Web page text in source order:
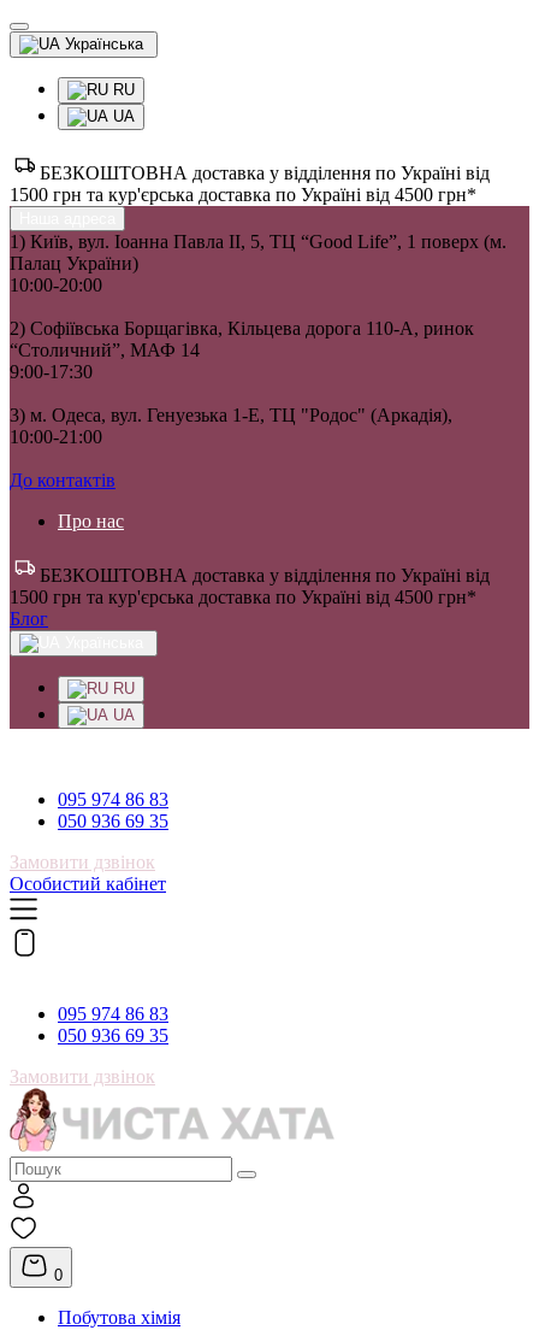
Українська
RU
UA
БЕЗКОШТОВНА доставка у відділення по Україні від
1500 грн та кур'єрська доставка по Україні від 4500 грн*
1) Київ, вул. Іоанна Павла II, 5, ТЦ “Good Life”, 1 поверх (м.
Палац України)
10:00-20:00
2) Софіївська Борщагівка, Кільцева дорога 110-А, ринок
“Столичний”, МАФ 14
9:00-17:30
3) м. Одеса, вул. Генуезька 1-Е, ТЦ "Родос" (Аркадія),
10:00-21:00
До контактів
Про нас
БЕЗКОШТОВНА доставка у відділення по Україні від
1500 грн та кур'єрська доставка по Україні від 4500 грн*
Блог
RU
UA
095 974 86 83
050 936 69 35
Замовити дзвінок
Особистий кабінет
095 974 86 83
050 936 69 35
Замовити дзвінок
0
Побутова хімія